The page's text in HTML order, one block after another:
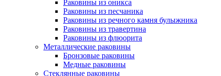
Раковины из оникса
Раковины из песчаника
Раковины из речного камня булыжника
Раковины из травертина
Раковины из флюорита
Металлические раковины
Бронзовые раковины
Медные раковины
Стеклянные раковины